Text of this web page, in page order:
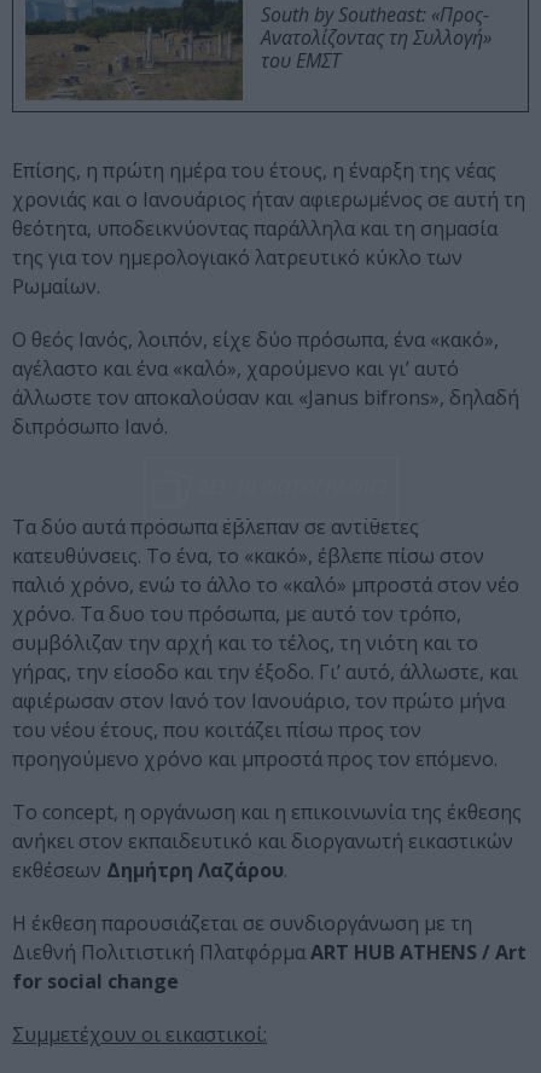
South by Southeast: «Προς-
Ανατολίζοντας τη Συλλογή»
του ΕΜΣΤ
Επίσης, η πρώτη ημέρα του έτους, η έναρξη της νέας
χρονιάς και ο Ιανουάριος ήταν αφιερωμένος σε αυτή τη
θεότητα, υποδεικνύοντας παράλληλα και τη σημασία
της για τον ημερολογιακό λατρευτικό κύκλο των
Ρωμαίων.
Ο θεός Ιανός, λοιπόν, είχε δύο πρόσωπα, ένα «κακό»,
αγέλαστο και ένα «καλό», χαρούμενο και γι’ αυτό
άλλωστε τον αποκαλούσαν και «Janus bifrons», δηλαδή
διπρόσωπο Ιανό.
Τα δύο αυτά πρόσωπα έβλεπαν σε αντίθετες
κατευθύνσεις. Το ένα, το «κακό», έβλεπε πίσω στον
παλιό χρόνο, ενώ το άλλο το «καλό» μπροστά στον νέο
χρόνο. Τα δυο του πρόσωπα, με αυτό τον τρόπο,
συμβόλιζαν την αρχή και το τέλος, τη νιότη και το
γήρας, την είσοδο και την έξοδο. Γι’ αυτό, άλλωστε, και
αφιέρωσαν στον Ιανό τον Ιανουάριο, τον πρώτο μήνα
του νέου έτους, που κοιτάζει πίσω προς τον
προηγούμενο χρόνο και μπροστά προς τον επόμενο.
Το concept, η οργάνωση και η επικοινωνία της έκθεσης
ανήκει στον εκπαιδευτικό και διοργανωτή εικαστικών
εκθέσεων Δημήτρη Λαζάρου.
Η έκθεση παρουσιάζεται σε συνδιοργάνωση με τη
Διεθνή Πολιτιστική ΠλατφόρμαART HUB ATHENS / Art
for social change
Συμμετέχουν οι εικαστικοί: